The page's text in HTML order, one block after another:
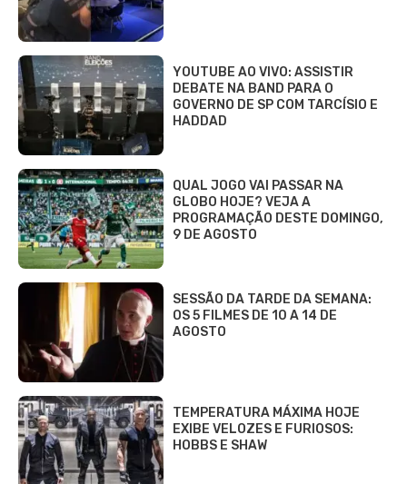
YOUTUBE AO VIVO: ASSISTIR
DEBATE NA BAND PARA O
GOVERNO DE SP COM TARCÍSIO E
HADDAD
QUAL JOGO VAI PASSAR NA
GLOBO HOJE? VEJA A
PROGRAMAÇÃO DESTE DOMINGO,
9 DE AGOSTO
SESSÃO DA TARDE DA SEMANA:
OS 5 FILMES DE 10 A 14 DE
AGOSTO
TEMPERATURA MÁXIMA HOJE
EXIBE VELOZES E FURIOSOS:
HOBBS E SHAW